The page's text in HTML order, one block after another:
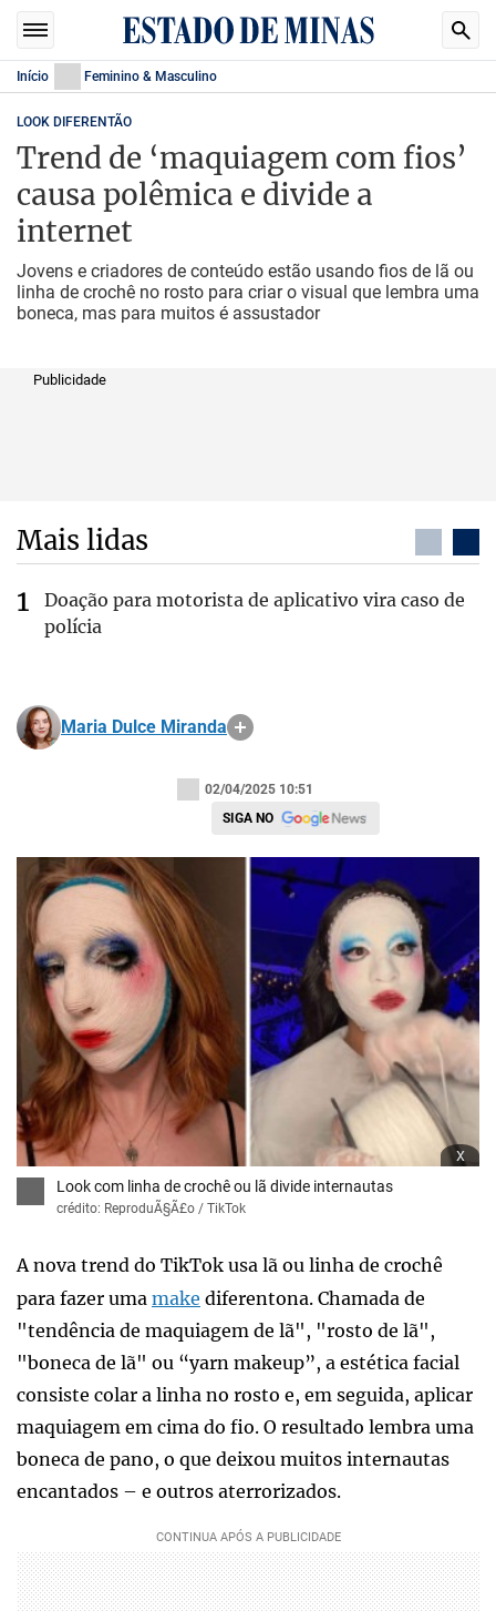
Início Feminino & Masculino
LOOK DIFERENTÃO
Trend de ‘maquiagem com fios’
causa polêmica e divide a
internet
Jovens e criadores de conteúdo estão usando fios de lã ou
linha de crochê no rosto para criar o visual que lembra uma
boneca, mas para muitos é assustador
Publicidade
Mais lidas
Doação para motorista de aplicativo vira caso de
polícia
Maria Dulce Miranda
02/04/2025 10:51
SIGA NO
x
Look com linha de crochê ou lã divide internautas
crédito: ReproduÃ§Ã£o / TikTok
A nova trend do TikTok usa lã ou linha de crochê
para fazer uma make diferentona. Chamada de
"tendência de maquiagem de lã", "rosto de lã",
"boneca de lã" ou “yarn makeup”, a estética facial
consiste colar a linha no rosto e, em seguida, aplicar
maquiagem em cima do fio. O resultado lembra uma
boneca de pano, o que deixou muitos internautas
encantados – e outros aterrorizados.